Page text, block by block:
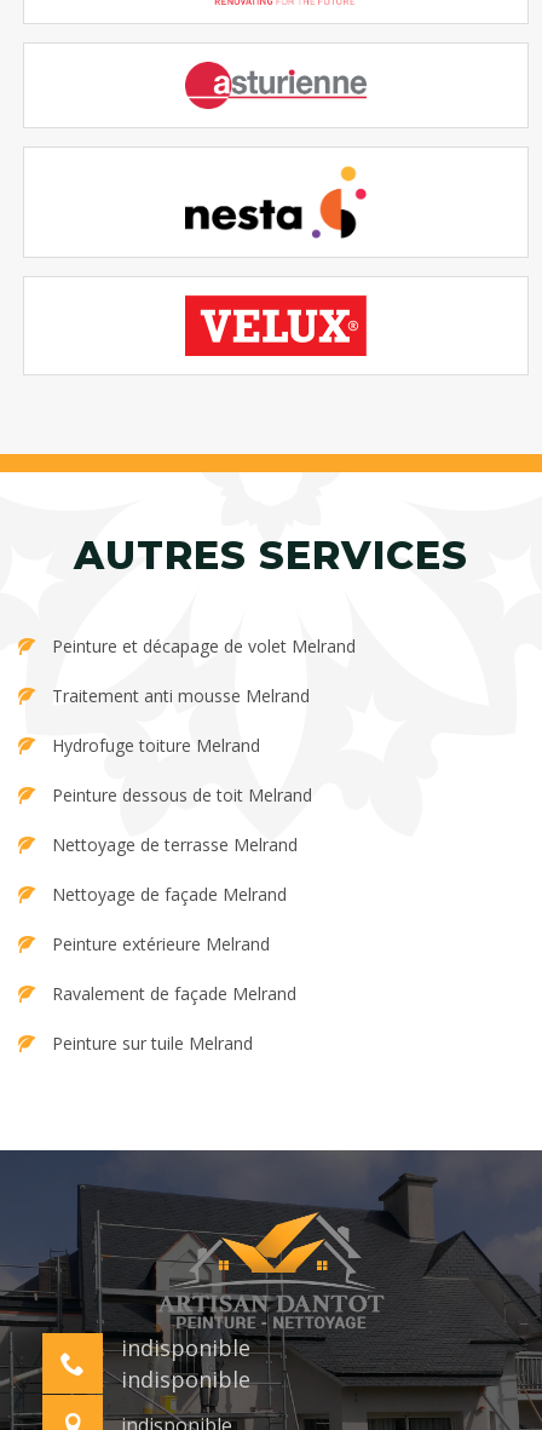
AUTRES SERVICES
Peinture et décapage de volet Melrand
Traitement anti mousse Melrand
Hydrofuge toiture Melrand
Peinture dessous de toit Melrand
Nettoyage de terrasse Melrand
Nettoyage de façade Melrand
Peinture extérieure Melrand
Ravalement de façade Melrand
Peinture sur tuile Melrand
indisponible
indisponible